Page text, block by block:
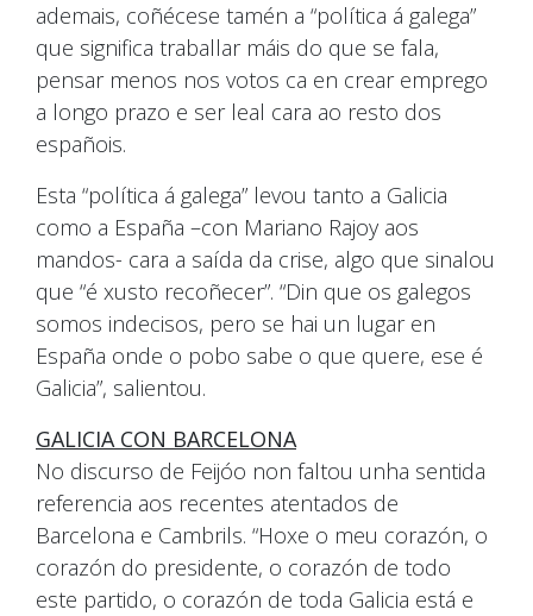
ademais, coñécese tamén a “política á galega”
que significa traballar máis do que se fala,
pensar menos nos votos ca en crear emprego
a longo prazo e ser leal cara ao resto dos
españois.
Esta “política á galega” levou tanto a Galicia
como a España –con Mariano Rajoy aos
mandos- cara a saída da crise, algo que sinalou
que “é xusto recoñecer”. “Din que os galegos
somos indecisos, pero se hai un lugar en
España onde o pobo sabe o que quere, ese é
Galicia”, salientou.
GALICIA CON BARCELONA
No discurso de Feijóo non faltou unha sentida
referencia aos recentes atentados de
Barcelona e Cambrils. “Hoxe o meu corazón, o
corazón do presidente, o corazón de todo
este partido, o corazón de toda Galicia está e